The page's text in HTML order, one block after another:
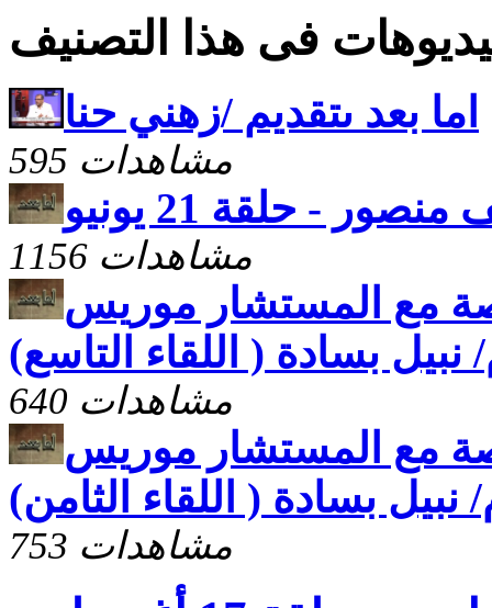
فى هذا التصنيف
اما بعد ىتقديم /زهني حنا
595 مشاهدات
- حلقة 21 يونيو
1156 مشاهدات
مع المستشار موريس
بسادة ( اللقاء التاسع)
640 مشاهدات
مع المستشار موريس
بسادة ( اللقاء الثامن)
753 مشاهدات